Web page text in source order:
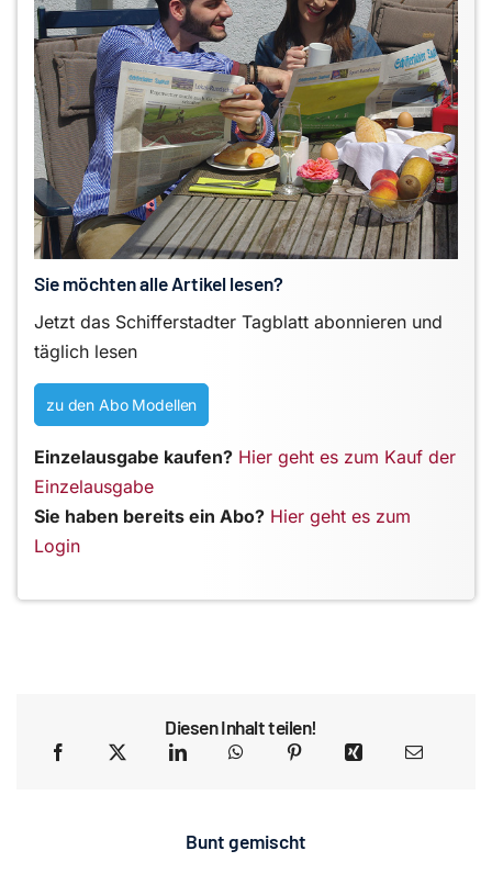
Sie möchten alle Artikel lesen?
Jetzt das Schifferstadter Tagblatt abonnieren und
täglich lesen
zu den Abo Modellen
Einzelausgabe kaufen? Hier geht es zum Kauf der
Einzelausgabe
Sie haben bereits ein Abo? Hier geht es zum
Login
Diesen Inhalt teilen!
Bunt gemischt